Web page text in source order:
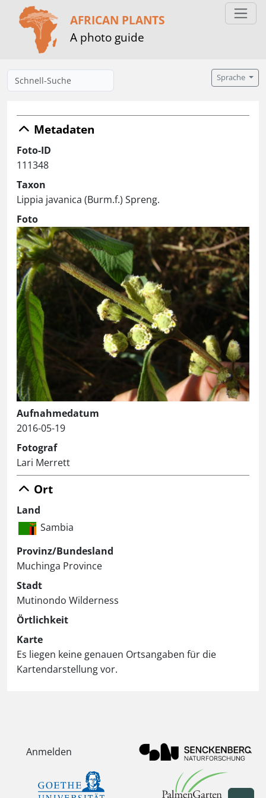
AFRICAN PLANTS
A photo guide
Sprache
Metadaten
Foto-ID
111348
Taxon
Lippia javanica (Burm.f.) Spreng.
Foto
Aufnahmedatum
2016-05-19
Fotograf
Lari Merrett
Ort
Land
Sambia
Provinz/Bundesland
Muchinga Province
Stadt
Mutinondo Wilderness
Örtlichkeit
Karte
Es liegen keine genauen Ortsangaben für die
Kartendarstellung vor.
Anmelden